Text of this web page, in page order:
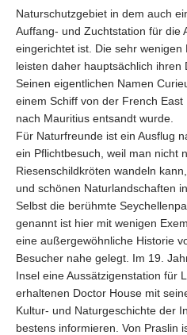
Naturschutzgebiet in dem auch
Auffang- und Zuchtstation für die
eingerichtet ist. Die sehr wenigen
leisten daher hauptsächlich ihren
Seinen eigentlichen Namen
einem Schiff von der French
nach Mauritius entsandt wurde.
Für Naturfreunde ist ein Ausflug
ein Pflichtbesuch, weil man nicht
Riesenschildkröten wandeln
und schönen Naturlandschaften
Selbst die berühmte
genannt ist hier mit wenigen
eine außergewöhnliche Historie
Besucher nahe gelegt. Im 19.
Insel eine Aussätzigenstation für
erhaltenen Doctor House mit
Kultur- und Naturgeschichte der
bestens informieren. Von Praslin